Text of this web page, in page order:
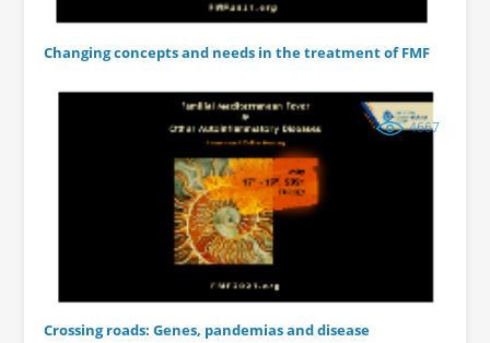
Changing concepts and needs in the treatment of FMF
4667
Crossing roads: Genes, pandemias and disease